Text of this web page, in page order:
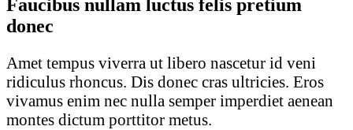
Faucibus nullam luctus felis pretium
donec
Amet tempus viverra ut libero nascetur id veni
ridiculus rhoncus. Dis donec cras ultricies. Eros
vivamus enim nec nulla semper imperdiet aenean
montes dictum porttitor metus.